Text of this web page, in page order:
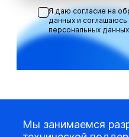
Я даю согласие на
данных и соглашаюсь
персональных данных
Мы занимаемся